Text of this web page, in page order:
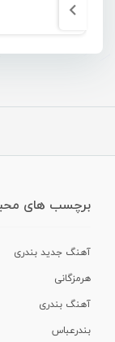
برچسب های
آهنگ جدید بندری
هرمزگانی
آهنگ بندری
بندرعباس